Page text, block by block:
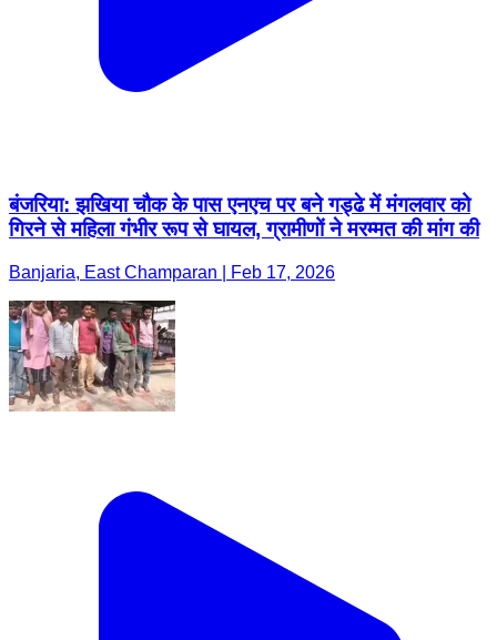
बंजरिया: झखिया चौक के पास एनएच पर बने गड्ढे में मंगलवार को
गिरने से महिला गंभीर रूप से घायल, ग्रामीणों ने मरम्मत की मांग की
Banjaria, East Champaran | Feb 17, 2026